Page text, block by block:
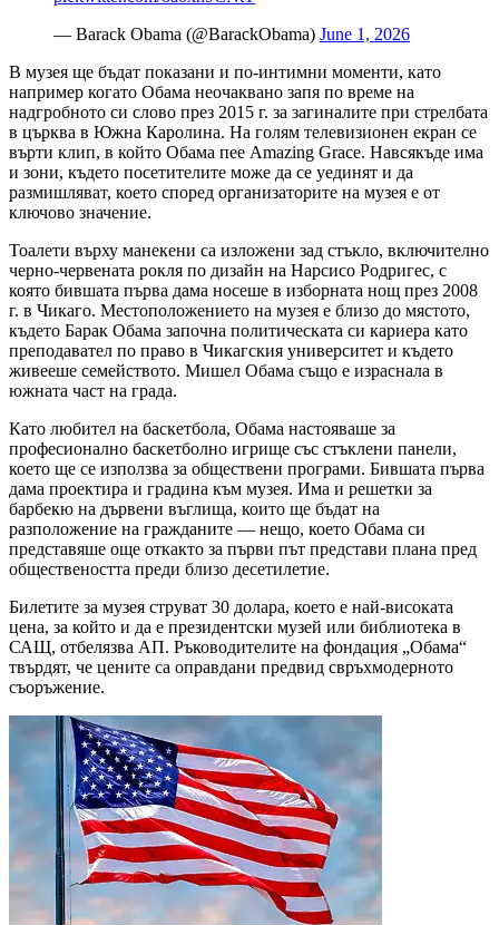
— Barack Obama (@BarackObama) June 1, 2026
В музея ще бъдат показани и по-интимни моменти, като
например когато Обама неочаквано запя по време на
надгробното си слово през 2015 г. за загиналите при стрелбата
в църква в Южна Каролина. На голям телевизионен екран се
върти клип, в който Обама пее Amazing Grace. Навсякъде има
и зони, където посетителите може да се уединят и да
размишляват, което според организаторите на музея е от
ключово значение.
Тоалети върху манекени са изложени зад стъкло, включително
черно-червената рокля по дизайн на Нарсисо Родригес, с
която бившата първа дама носеше в изборната нощ през 2008
г. в Чикаго. Местоположението на музея е близо до мястото,
където Барак Обама започна политическата си кариера като
преподавател по право в Чикагския университет и където
живееше семейството. Мишел Обама също е израснала в
южната част на града.
Като любител на баскетбола, Обама настояваше за
професионално баскетболно игрище със стъклени панели,
което ще се използва за обществени програми. Бившата първа
дама проектира и градина към музея. Има и решетки за
барбекю на дървени въглища, които ще бъдат на
разположение на гражданите — нещо, което Обама си
представяше още откакто за първи път представи плана пред
обществеността преди близо десетилетие.
Билетите за музея струват 30 долара, което е най-високата
цена, за който и да е президентски музей или библиотека в
САЩ, отбелязва АП. Ръководителите на фондация „Обама“
твърдят, че цените са оправдани предвид свръхмодерното
съоръжение.